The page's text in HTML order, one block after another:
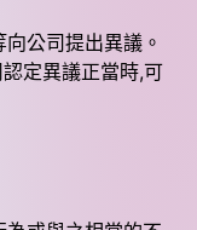
公司提出異議。
定異議正當時,可